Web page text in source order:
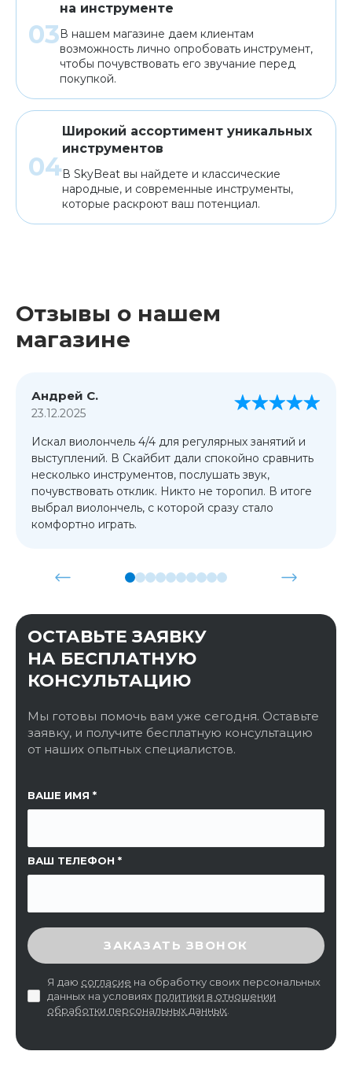
на инструменте
В нашем магазине даем клиентам
возможность лично опробовать инструмент,
чтобы почувствовать его звучание перед
покупкой.
Широкий ассортимент уникальных
инструментов
В SkyBeat вы найдете и классические
народные, и современные инструменты,
которые раскроют ваш потенциал.
Отзывы о нашем
магазине
Андрей С.
23.12.2025
Искал виолончель 4/4 для регулярных занятий и
выступлений. В Скайбит дали спокойно сравнить
несколько инструментов, послушать звук,
почувствовать отклик. Никто не торопил. В итоге
выбрал виолончель, с которой сразу стало
комфортно играть.
ОСТАВЬТЕ ЗАЯВКУ
НА БЕСПЛАТНУЮ
КОНСУЛЬТАЦИЮ
Мы готовы помочь вам уже сегодня. Оставьте
заявку, и получите бесплатную консультацию
от наших опытных специалистов.
ВАШЕ ИМЯ
ВАШ ТЕЛЕФОН
ССЫЛКА НА СТРАНИЦУ
ВВЕДИТЕ ПРОВЕРОЧНЫЙ КОД
ЗАКАЗАТЬ ЗВОНОК
Я даю согласие на обработку своих персональных
данных на условиях политики в отношении
обработки персональных данных